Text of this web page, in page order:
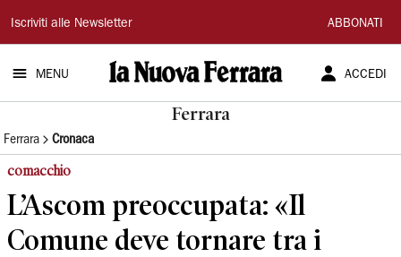
La
Nuova
Ferrara
Iscriviti alle Newsletter ABBONATI
MENU ACCEDI
Ferrara
Ferrara Cronaca
comacchio
L’Ascom preoccupata: «Il
Comune deve tornare tra i